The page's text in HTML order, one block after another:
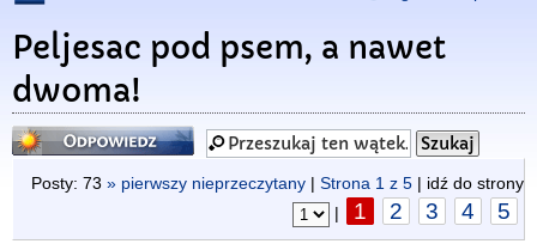
Peljesac pod psem, a nawet
dwoma!
Odpowiedz
Posty: 73 » pierwszy nieprzeczytany | Strona 1 z 5 | idź do strony
|
1 2 3 4 5